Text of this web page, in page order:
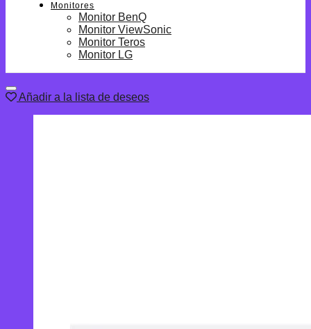
Monitores
Monitor BenQ
Monitor ViewSonic
Monitor Teros
Monitor LG
Añadir a la lista de deseos